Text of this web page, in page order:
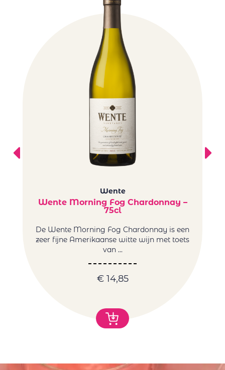
Wente
Wente Morning Fog Chardonnay –
75cl
De Wente Morning Fog Chardonnay is een
zeer fijne Amerikaanse witte wijn met toets
van ...
€14,85